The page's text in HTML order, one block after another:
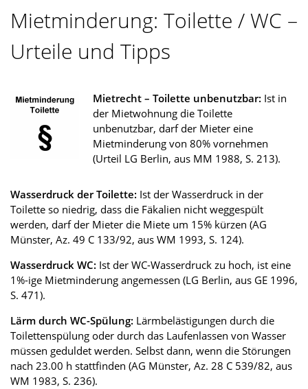
Mietminderung: Toilette / WC –
Urteile und Tipps
Mietrecht – Toilette unbenutzbar: Ist in
der Mietwohnung die Toilette
unbenutzbar, darf der Mieter eine
Mietminderung von 80% vornehmen
(Urteil LG Berlin, aus MM 1988, S. 213).
Wasserdruck der Toilette: Ist der Wasserdruck in der
Toilette so niedrig, dass die Fäkalien nicht weggespült
werden, darf der Mieter die Miete um 15% kürzen (AG
Münster, Az. 49 C 133/92, aus WM 1993, S. 124).
Wasserdruck WC: Ist der WC-Wasserdruck zu hoch, ist eine
1%-ige Mietminderung angemessen (LG Berlin, aus GE 1996,
S. 471).
Lärm durch WC-Spülung: Lärmbelästigungen durch die
Toilettenspülung oder durch das Laufenlassen von Wasser
müssen geduldet werden. Selbst dann, wenn die Störungen
nach 23.00 h stattfinden (AG Münster, Az. 28 C 539/82, aus
WM 1983, S. 236).